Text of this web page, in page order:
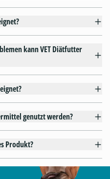
kann VET Diätfutter
genutzt werden?
Produkt?